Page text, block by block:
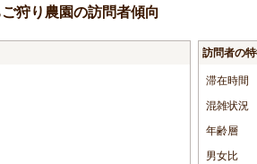
狩り農園の訪問者傾向
訪問者の
滞在時間
混雑状況
年齢層
男女比